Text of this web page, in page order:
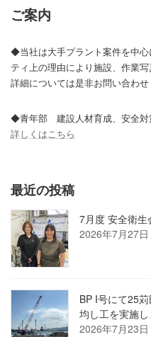
ご案内
◆当社は大手プラント案件を中
ティ上の理由により施設、作業写
詳細については是非お問い合わせ
◆青年部 建設人材育成、安全対
詳しくはこちら
最近の投稿
7月度 安全衛生
2026年7月27日
BP I号にて25
均し工を実施し
2026年7月23日